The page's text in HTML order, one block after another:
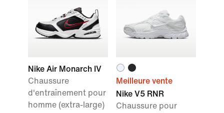
Nike Air Monarch IV
Chaussure
d'entraînement pour
homme (extra-large)
Meilleure vente
Nike V5 RNR
Chaussure pour